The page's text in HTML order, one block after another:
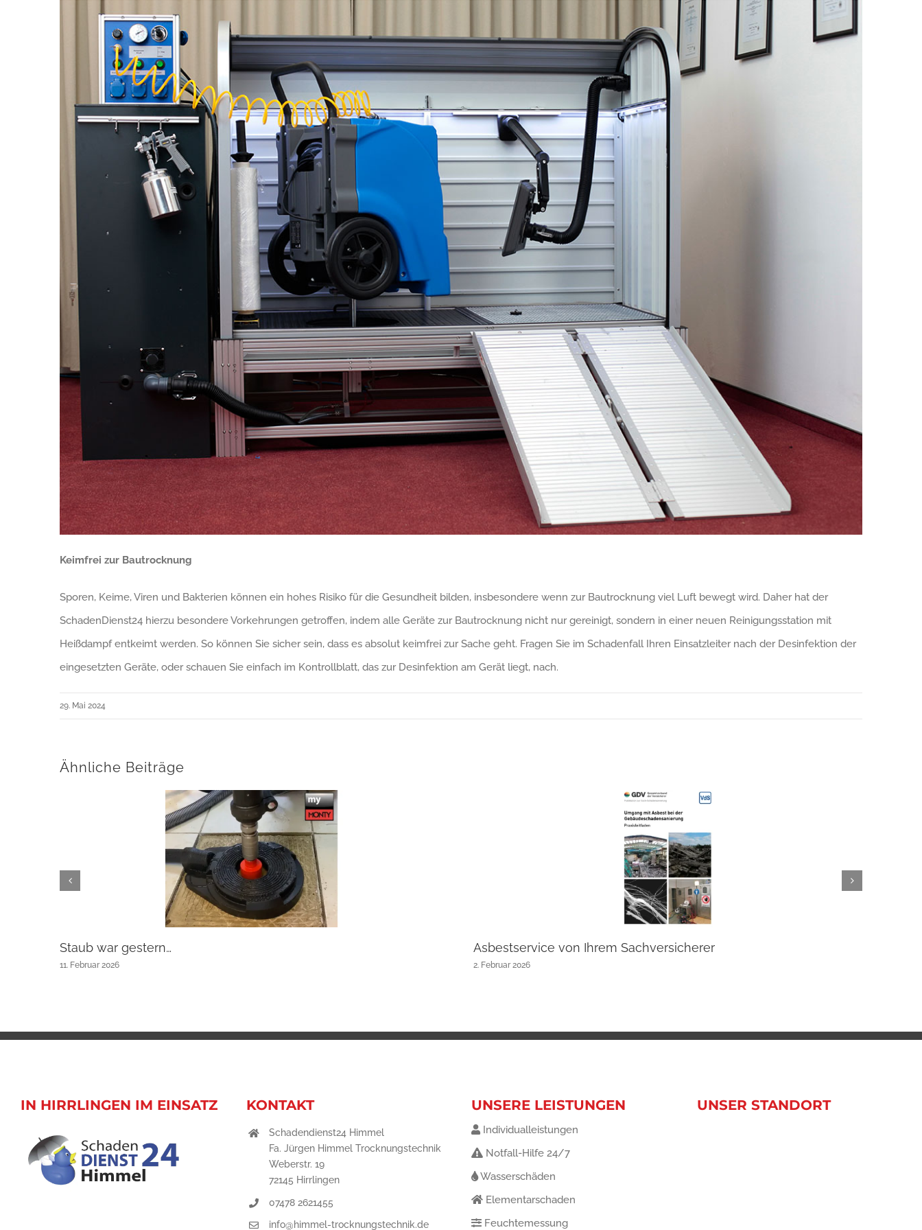
Keimfrei zur Bautrocknung
Sporen, Keime, Viren und Bakterien können ein hohes Risiko für die Gesundheit bilden, insbesondere wenn zur Bautrocknung viel Luft bewegt wird. Daher hat der
SchadenDienst24 hierzu besondere Vorkehrungen getroffen, indem alle Geräte zur Bautrocknung nicht nur gereinigt, sondern in einer neuen Reinigungsstation mit
Heißdampf entkeimt werden. So können Sie sicher sein, dass es absolut keimfrei zur Sache geht. Fragen Sie im Schadenfall Ihren Einsatzleiter nach der Desinfektion der
eingesetzten Geräte, oder schauen Sie einfach im Kontrollblatt, das zur Desinfektion am Gerät liegt, nach.
29. Mai 2024
Ähnliche Beiträge
Staub war gestern…
11. Februar 2026
Asbestservice von Ihrem Sachversicherer
2. Februar 2026
IN HIRRLINGEN IM EINSATZ KONTAKT
Schadendienst24 Himmel
Fa. Jürgen Himmel Trocknungstechnik
Weberstr. 19
72145 Hirrlingen
07478 2621455
info@himmel-trocknungstechnik.de
UNSERE LEISTUNGEN
Individualleistungen
Notfall-Hilfe 24/7
Wasserschäden
Elementarschaden
Feuchtemessung
UNSER STANDORT